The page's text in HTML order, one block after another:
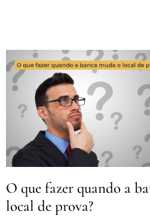
O que fazer quando a
local de prova?